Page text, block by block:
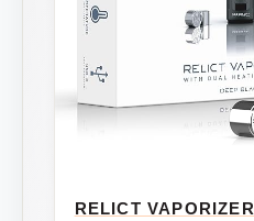
RELICT VAPORIZER